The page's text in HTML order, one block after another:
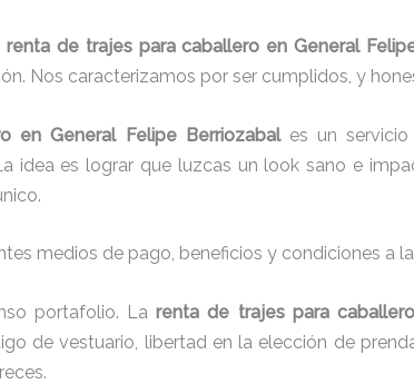
renta de trajes para caballero en General
Nos caracterizamos por ser cumplidos, y
en General Felipe Berriozabal es un
idea es lograr que luzcas un look sano e
medios de pago, beneficios y condiciones a
portafolio. Larenta de trajes para
de vestuario, libertad en la elección de